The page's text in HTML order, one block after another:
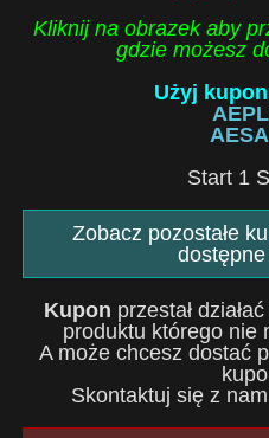
Kliknij na obrazek aby
gdzie możesz
Użyj
Start 1
Zobacz pozostałe
Kupon przestał
produktu którego nie
A może chcesz dostać
Skontaktuj się z